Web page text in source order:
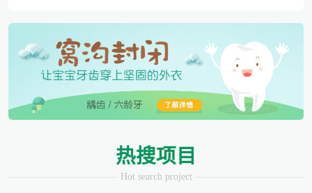
热搜项目
Hot search project